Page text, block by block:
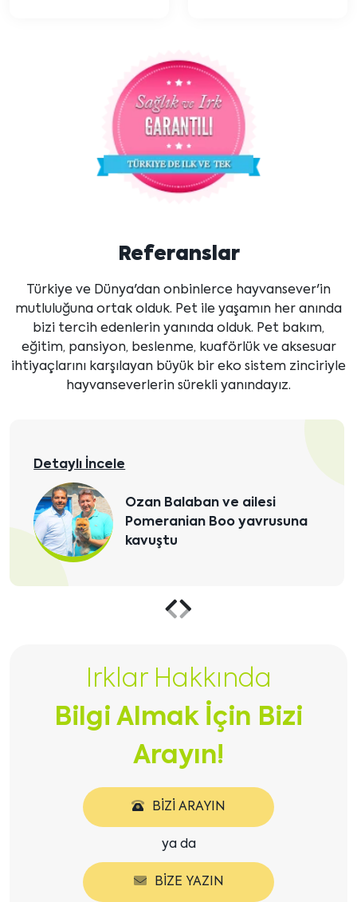
Referanslar
Türkiye ve Dünya'dan onbinlerce hayvansever'in
mutluluğuna ortak olduk. Pet ile yaşamın her anında
bizi tercih edenlerin yanında olduk. Pet bakım,
eğitim, pansiyon, beslenme, kuaförlük ve aksesuar
ihtiyaçlarını karşılayan büyük bir eko sistem zinciriyle
hayvanseverlerin sürekli yanındayız.
Detaylı İncele
Bursa'dan Gürkan Bey,
Pomeranian yavrusuna
kavuştu
Önceki
göster
göster
Irklar Hakkında
Bilgi Almak İçin Bizi
Arayın!
BIZI ARAYIN
ya da
BIZE YAZIN